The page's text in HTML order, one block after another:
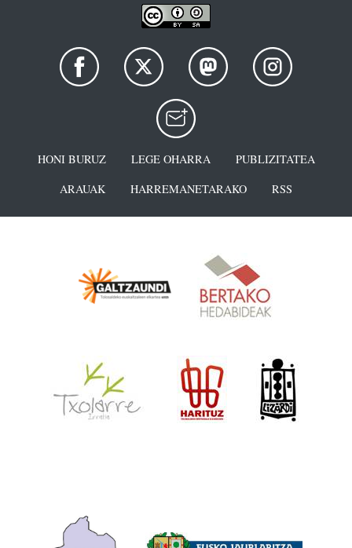
HONI BURUZ LEGE OHARRA
PUBLIZITATEA
ARAUAK
HARREMANETARAKO RSS